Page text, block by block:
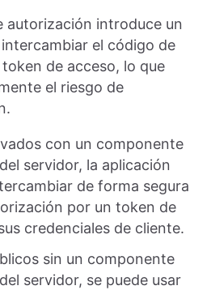
autorización introduce un
el código de
de acceso, lo que
el riesgo de
con un componente
servidor, la aplicación
de forma segura
por un token de
credenciales de cliente.
sin un componente
servidor, se puede usar